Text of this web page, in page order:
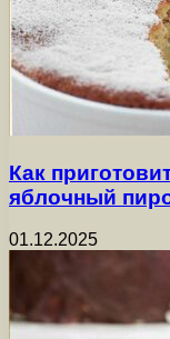
Как
яблочный
01.12.2025